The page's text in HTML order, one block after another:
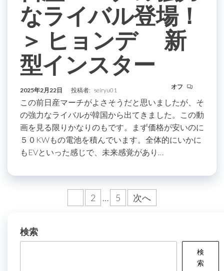
なライバル登場！
＞ ヒョンデ 新
型インスター
2025年2月22日 投稿者: seiryu01 オフ
この前日産マーチがよさそうだと思いましたが、そ
の強力なライバルが韓国から出てきました。この動
画を見る限りかなりのもです。まず価格が安いのに
５０KWもの電池を積んでいます。全体的にいかに
もEVといった感じで、未来感覚があり…
の
ペ
2 … 5 次へ
検索
検
索